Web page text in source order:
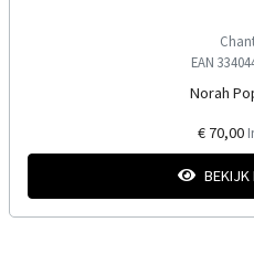
EAN
Norah
€ 70,00
BEKIJK